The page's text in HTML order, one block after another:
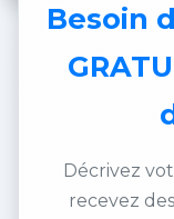
Besoin
Décrivez
recevez